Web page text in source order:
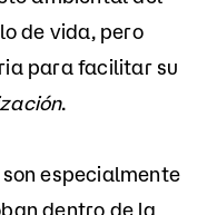
de vida, pero
para facilitar su
.
especialmente
dentro de la